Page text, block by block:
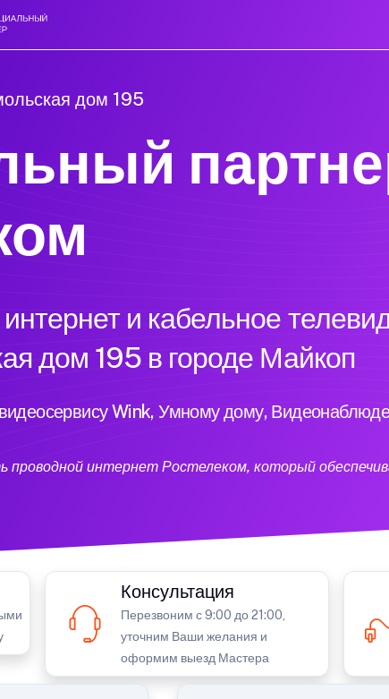
дом 195
и кабельное
дом 195 в городе Майкоп
Wink, Умному дому,
проводной интернет Ростелеком, который
Консультация
Перезвоним с 9:00 до 21:00,
уточним Ваши желания и
оформим выезд Мастера